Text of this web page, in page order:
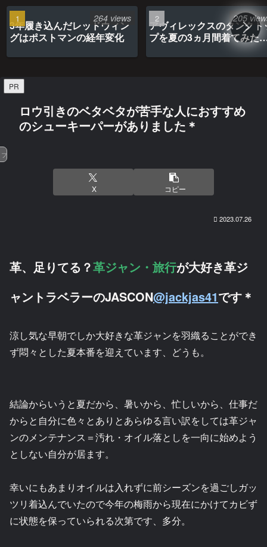
3年履き込んだレッドウィン
グはポストマンの経年変化
264 views
アヴィレックスのタンクト
プを夏の3ヵ月間着てみた
205
PR
ロウ引きのベタベタが苦手な人におすすめ
のシューキーパーがありました＊
ファッション
X コピー
2023.07.26
革、足りてる？革ジャン・旅行が大好き革ジ
ャントラベラーのJASCON@jackjas41です＊
涼し気な早朝でしか大好きな革ジャンを羽織ることができ
ず悶々とした夏本番を迎えています、どうも。
結論からいうと夏だから、暑いから、忙しいから、仕事だ
からと自分に色々とありとあらゆる言い訳をしては革ジャ
ンのメンテナンス＝汚れ・オイル落としを一向に始めよう
としない自分が居ます。
幸いにもあまりオイルは入れずに前シーズンを過ごしガッ
ツリ着込んでいたので今年の梅雨から現在にかけてカビず
に状態を保っていられる次第です、多分。